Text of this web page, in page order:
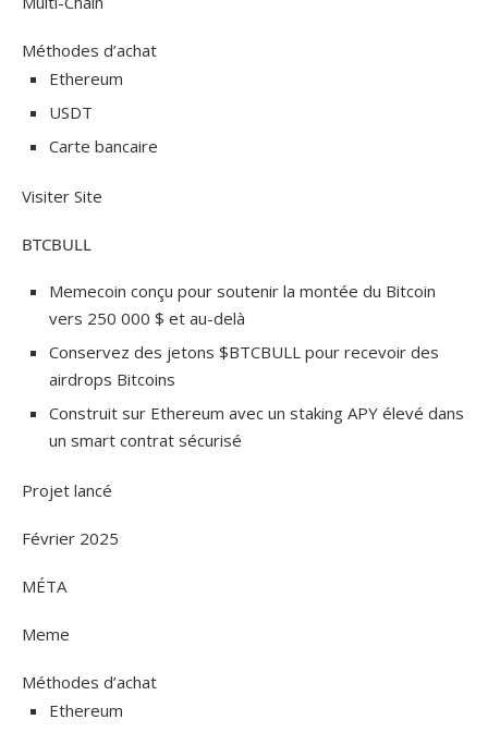
Méthodes d’achat
Ethereum
USDT
Carte bancaire
Visiter Site
BTCBULL
Memecoin conçu pour soutenir la montée du Bitcoin
vers 250 000 $ et au-delà
Conservez des jetons $BTCBULL pour recevoir des
airdrops Bitcoins
Construit sur Ethereum avec un staking APY élevé dans
un smart contrat sécurisé
Projet lancé
Février 2025
MÉTA
Meme
Méthodes d’achat
Ethereum